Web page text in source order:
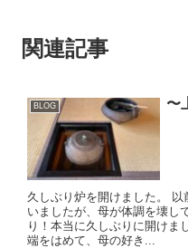
関連記事
BLOG 〜
久しぶり炉を開けました。
いましたが、母が体調を壊し
り！本当に久しぶりに開けま
端をはめて、母の好き...